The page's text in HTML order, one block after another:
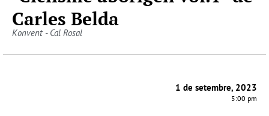
Carles Belda
Konvent - Cal Rosal
1 de setembre, 2023
5:00 pm